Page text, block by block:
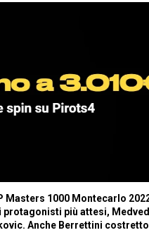
Masters 1000 Montecarlo
protagonisti più attesi,
Anche Berrettini costretto